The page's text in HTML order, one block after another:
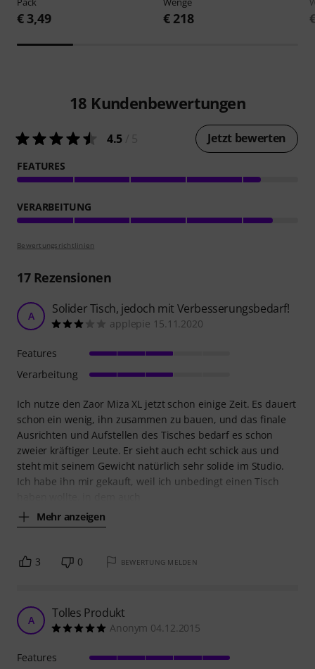
€ 3,49 € 218
18 Kundenbewertungen
4.5 Jetzt bewerten
FEATURES
VERARBEITUNG
Bewertungsrichtlinien
17Rezensionen
A Solider Tisch, jedoch mit Verbesserungsbedarf!
applepie 15.11.2020
Ich nutze den Zaor Miza XL jetzt schon einige Zeit. Es dauert
schon ein wenig, ihn zusammen zu bauen, und das finale
Ausrichten und Aufstellen des Tisches bedarf es schon
zweier kräftiger Leute. Er sieht auch echt schick aus und
steht mit seinem Gewicht natürlich sehr solide im Studio.
Ich habe ihn mir gekauft, weil ich unbedingt einen Tisch
Mehr anzeigen
Features
Verarbeitung
3 0 BEWERTUNG MELDEN
A Tolles Produkt
Anonym 04.12.2015
Features